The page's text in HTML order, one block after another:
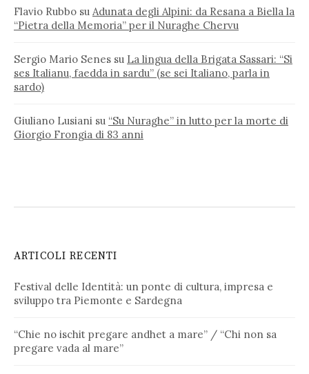
Flavio Rubbo su Adunata degli Alpini: da Resana a Biella la
“Pietra della Memoria” per il Nuraghe Chervu
Sergio Mario Senes su La lingua della Brigata Sassari: “Si
ses Italianu, faedda in sardu” (se sei Italiano, parla in
sardo)
Giuliano Lusiani su “Su Nuraghe” in lutto per la morte di
Giorgio Frongia di 83 anni
ARTICOLI RECENTI
Festival delle Identità: un ponte di cultura, impresa e
sviluppo tra Piemonte e Sardegna
“Chie no ischit pregare andhet a mare” / “Chi non sa
pregare vada al mare”